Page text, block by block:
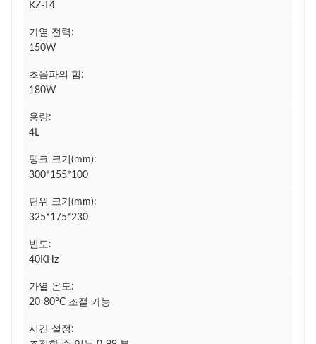
KZ-T4
가열 전력:
150W
초음파의 힘:
180W
용량:
4L
탱크 크기(mm):
300*155*100
단위 크기(mm):
325*175*230
빈도:
40KHz
가열 온도:
20-80°C 조절 가능
시간 설정: